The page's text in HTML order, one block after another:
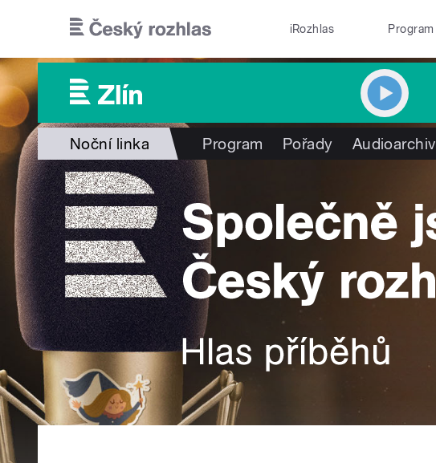
iRozhlas Program
Noční linka Program Pořady Audioarchiv